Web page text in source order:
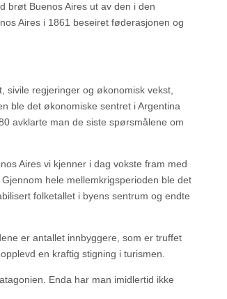
brøt Buenos Aires ut av den i den
Aires i 1861 beseiret føderasjonen og
sivile regjeringer og økonomisk vekst,
ble det økonomiske sentret i Argentina
avklarte man de siste spørsmålene om
Aires vi kjenner i dag vokste fram med
hele mellemkrigsperioden ble det
folketallet i byens sentrum og endte
er antallet innbyggere, som er truffet
en kraftig stigning i turismen.
Enda har man imidlertid ikke